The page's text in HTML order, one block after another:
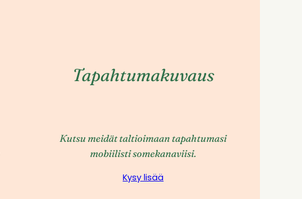
Tapahtumakuvaus
Kutsu meidät taltioimaan tapahtumasi
mobiilisti somekanaviisi.
Kysy lisää